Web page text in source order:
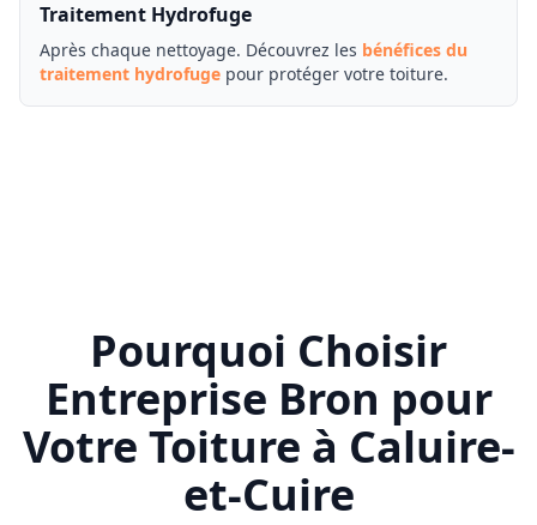
Traitement Hydrofuge
Après chaque nettoyage. Découvrez les bénéfices du
traitement hydrofuge pour protéger votre toiture.
Pourquoi Choisir
Entreprise Bron pour
Votre Toiture à Caluire-
et-Cuire